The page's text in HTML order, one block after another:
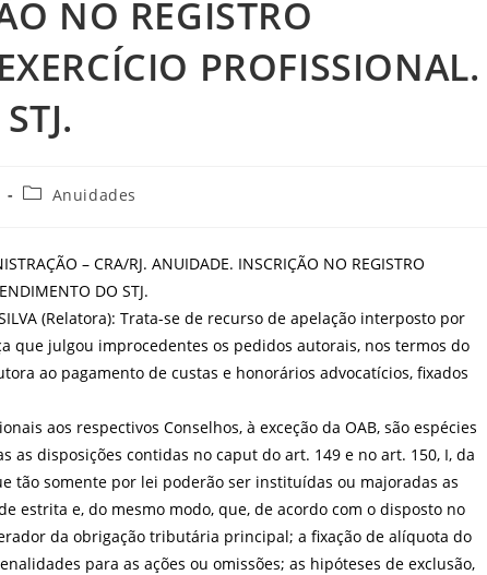
NO REGISTRO
PROFISSIONAL.
Categoria
Anuidades
– CRA/RJ. ANUIDADE. INSCRIÇÃO NO REGISTRO
DO STJ.
(Relatora): Trata-se de recurso de apelação interposto por
que julgou improcedentes os pedidos autorais, nos termos do
ao pagamento de custas e honorários advocatícios, fixados
aos respectivos Conselhos, à exceção da OAB, são espécies
as disposições contidas no caput do art. 149 e no art. 150, I, da
tão somente por lei poderão ser instituídas ou majoradas as
estrita e, do mesmo modo, que, de acordo com o disposto no
da obrigação tributária principal; a fixação de alíquota do
para as ações ou omissões; as hipóteses de exclusão,